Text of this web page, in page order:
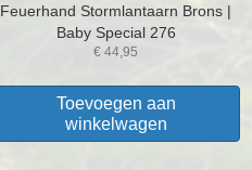
Feuerhand Stormlantaarn Brons |
Baby Special 276
€ 44,95
Toevoegen aan
winkelwagen